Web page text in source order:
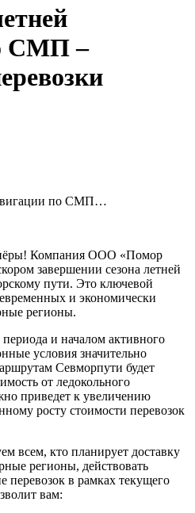
СМП –
по СМП…
Компания ООО «Помор
завершении сезона летней
пути. Это ключевой
и экономически
регионы.
и началом активного
условия значительно
Севморпути будет
от ледокольного
приведет к увеличению
росту стоимости перевозок
всем, кто планирует доставку
регионы, действовать
перевозок в рамках текущего
вам: